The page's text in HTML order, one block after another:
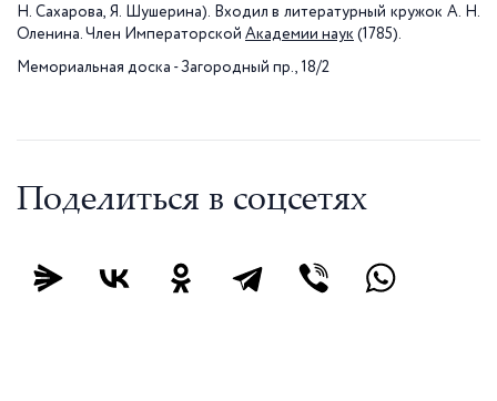
Н. Сахарова, Я. Шушерина). Входил в литературный кружок А. Н.
Оленина. Член Императорской Академии наук (1785).
Мемориальная доска - Загородный пр., 18/2
Поделиться в соцсетях